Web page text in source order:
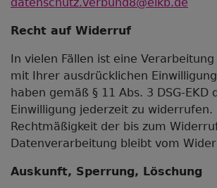
Recht auf Widerruf
In vielen Fällen ist eine
mit Ihrer ausdrücklichen
haben gemäß § 11 Abs. 3 DSG-EKD
Einwilligung jederzeit zu widerrufen.
Rechtmäßigkeit der bis zum
Datenverarbeitung bleibt vom
Auskunft, Sperrung, Löschung